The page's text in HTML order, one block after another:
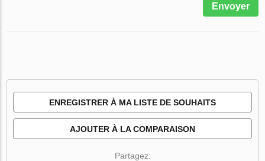
Envoyer
ENREGISTRER À MA LISTE DE SOUHAITS
AJOUTER À LA COMPARAISON
Partagez: